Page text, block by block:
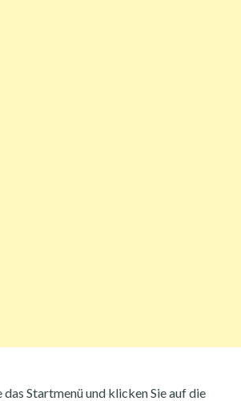
das Startmenü und klicken Sie auf die